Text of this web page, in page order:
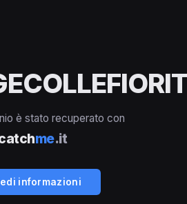
è stato recuperato con
me.it
informazioni